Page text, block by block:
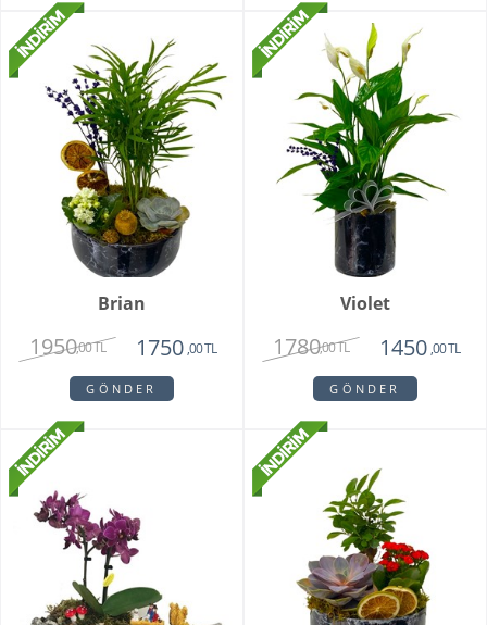
Brian
1950,00 TL 1750 ,00 TL
GÖNDER
Violet
1780,00 TL 1450 ,00 TL
GÖNDER